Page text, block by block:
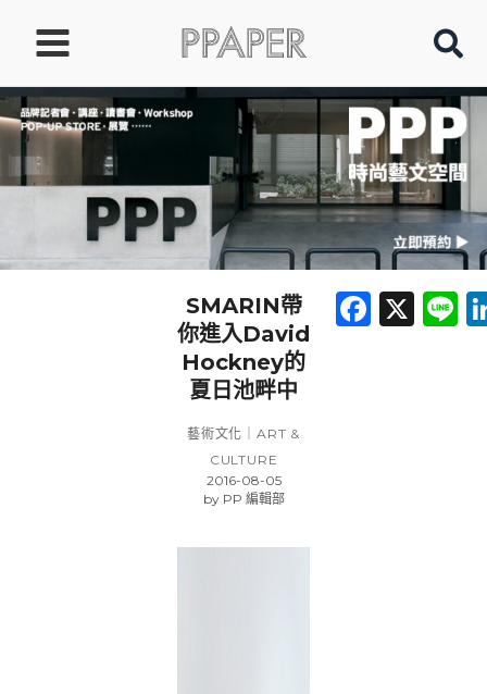
要
內
SMARIN帶
你進入David
Hockney的
夏日池畔中
藝術文化｜ART &
CULTURE
2016-08-05
byPP 編輯部
X